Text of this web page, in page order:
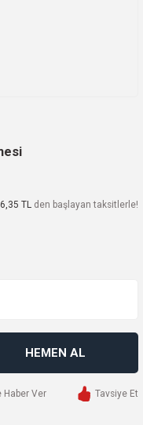
TL den başlayan taksitlerle!
HEMEN AL
Haber Ver Tavsiye Et